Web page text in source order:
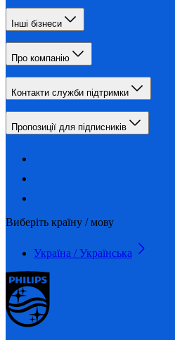
Інші бізнеси
Про компанію
Контакти служби підтримки
Пропозиції для підписників
Виберіть країну / мову
Україна / Українська